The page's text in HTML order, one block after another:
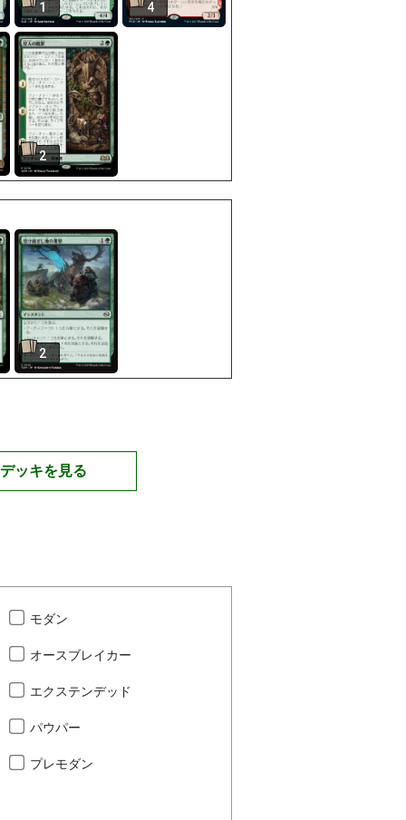
1 4
2
2
ッキを見る
モダン
オースブレイカー
エクステンデッド
パウパー
プレモダン